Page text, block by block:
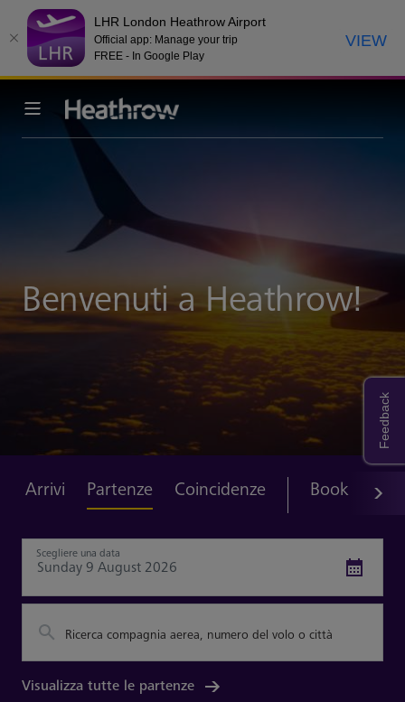
LHR London Heathrow Airport
Official app: Manage your trip
FREE - In Google Play
VIEW
Benvenuti a Heathrow!
Arrivi Partenze Coincidenze Book
Scegliere una data
Ricerca compagnia aerea, numero del volo o città
Visualizza tutte le partenze
Feedback